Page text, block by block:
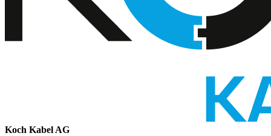
Koch Kabel AG